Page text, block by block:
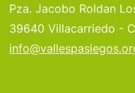
Pza. Jacobo Roldan
39640 Villacarriedo -